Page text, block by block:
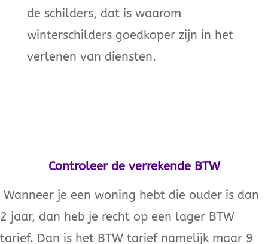
de schilders, dat is waarom
winterschilders goedkoper zijn in het
verlenen van diensten.
Controleer de verrekende BTW
Wanneer je een woning hebt die ouder is dan
2 jaar, dan heb je recht op een lager BTW
tarief. Dan is het BTW tarief namelijk maar 9